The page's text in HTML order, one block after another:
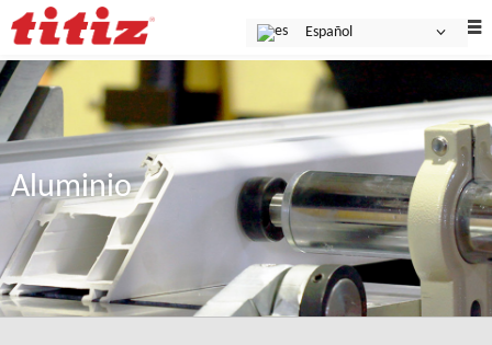
Español
Aluminio